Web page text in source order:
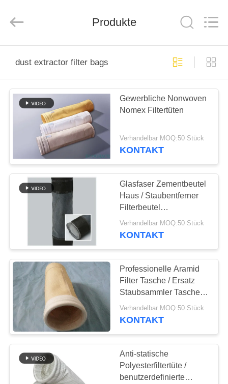
PRODUKTE
FABRIK-
AUSFLUG
QUALITÄTSKONTROLLE
TRETEN
SIE
MIT
UNS
VERBINDUNG
NACHRICHTEN
Co.,Ltd..
Produkte
dust extractor filter bags
Gewerbliche Nonwoven
Nomex Filtertüten
Verhandelbar MOQ:50 Stück
KONTAKT
Glasfaser Zementbeutel
Haus / Staubentferner
Filterbeutel
Abmessungsstabilität
Verhandelbar MOQ:50 Stück
KONTAKT
Professionelle Aramid
Filter Tasche / Ersatz
Staubsammler Taschen
Anti-Säure
Verhandelbar MOQ:50 Stück
KONTAKT
Anti-statische
Polyesterfiltertüte /
benutzerdefinierte